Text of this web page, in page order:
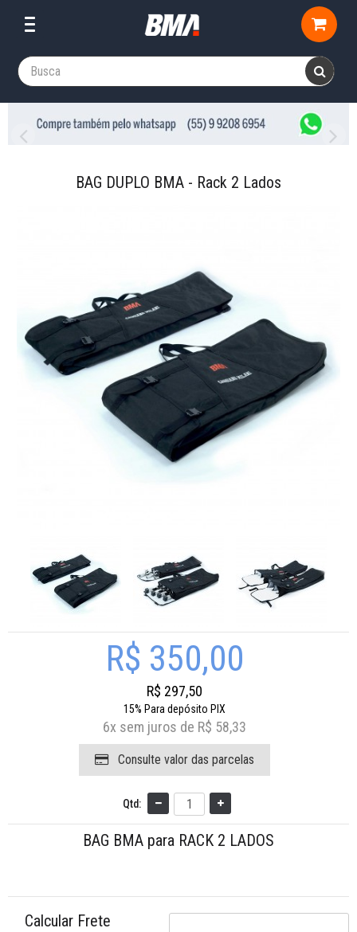
BAG DUPLO BMA - Rack 2 Lados
R$ 350,00
R$ 297,50
15% Para depósito PIX
6x sem juros de R$ 58,33
Consulte valor das parcelas
Qtd:
BAG BMA para RACK 2 LADOS
Calcular Frete